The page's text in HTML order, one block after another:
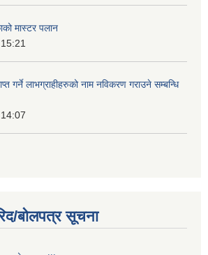
मास्टर पलान
गर्ने लाभग्राहीहरुको नाम नविकरण गराउने सम्बन्धि
बोलपत्र सूचना